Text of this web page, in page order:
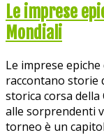
Le imprese
Mondiali
Le imprese
raccontano storie
storica corsa della
alle sorprendenti
torneo è un